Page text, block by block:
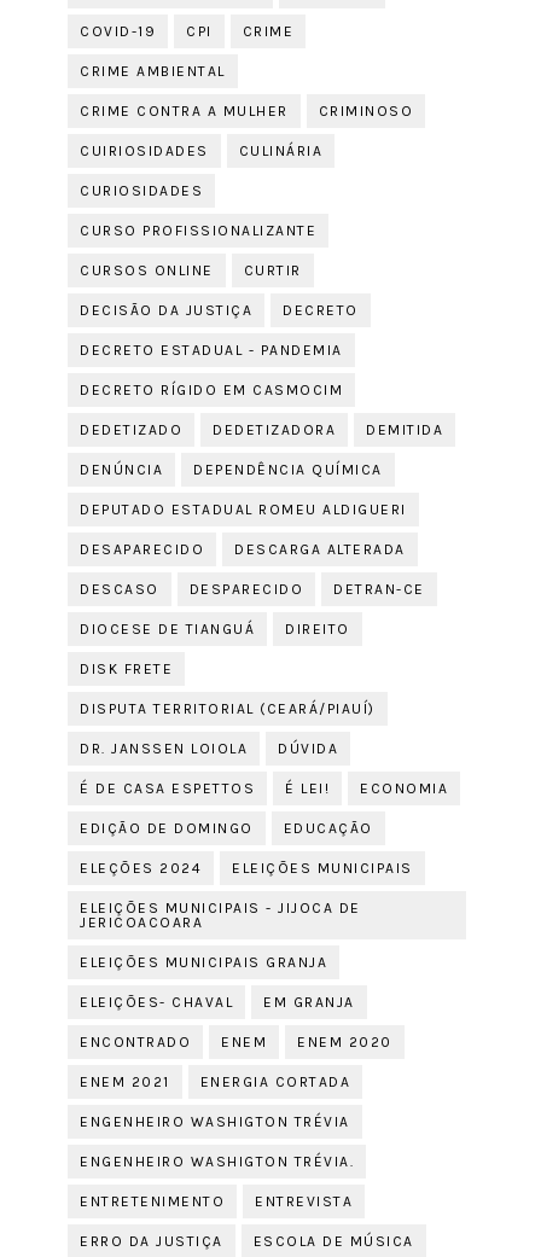
COVID-19 CPI CRIME
CRIME AMBIENTAL
CRIME CONTRA A MULHER CRIMINOSO
CUIRIOSIDADES CULINÁRIA
CURIOSIDADES
CURSO PROFISSIONALIZANTE
CURSOS ONLINE CURTIR
DECISÃO DA JUSTIÇA DECRETO
DECRETO ESTADUAL - PANDEMIA
DECRETO RÍGIDO EM CASMOCIM
DEDETIZADO DEDETIZADORA DEMITIDA
DENÚNCIA DEPENDÊNCIA QUÍMICA
DEPUTADO ESTADUAL ROMEU ALDIGUERI
DESAPARECIDO DESCARGA ALTERADA
DESCASO DESPARECIDO DETRAN-CE
DIOCESE DE TIANGUÁ DIREITO
DISK FRETE
DISPUTA TERRITORIAL (CEARÁ/PIAUÍ)
DR. JANSSEN LOIOLA DÚVIDA
É DE CASA ESPETTOS É LEI! ECONOMIA
EDIÇÃO DE DOMINGO EDUCAÇÃO
ELEÇÕES 2024 ELEIÇÕES MUNICIPAIS
ELEIÇÕES MUNICIPAIS - JIJOCA DE
JERICOACOARA
ELEIÇÕES MUNICIPAIS GRANJA
ELEIÇÕES- CHAVAL EM GRANJA
ENCONTRADO ENEM ENEM 2020
ENEM 2021 ENERGIA CORTADA
ENGENHEIRO WASHIGTON TRÉVIA
ENGENHEIRO WASHIGTON TRÉVIA.
ENTRETENIMENTO ENTREVISTA
ERRO DA JUSTIÇA ESCOLA DE MÚSICA